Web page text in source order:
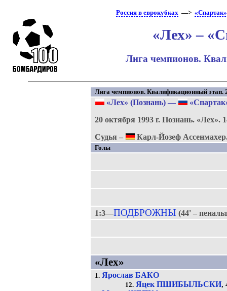
Россия в еврокубках —>
«Лех» –
Лига чемпионов.
Лига чемпионов. Квалификационный этап.
«Лех» (Познань)—
20 октября 1993 г. Познань. «Лех».
Судья –
Карл-Йозеф
Голы
1:3—ПОДБРОЖНЫ (44' –
«Лех»
1. Ярослав БАКО
12. Яцек ПШИБЫЛЬСКИ,